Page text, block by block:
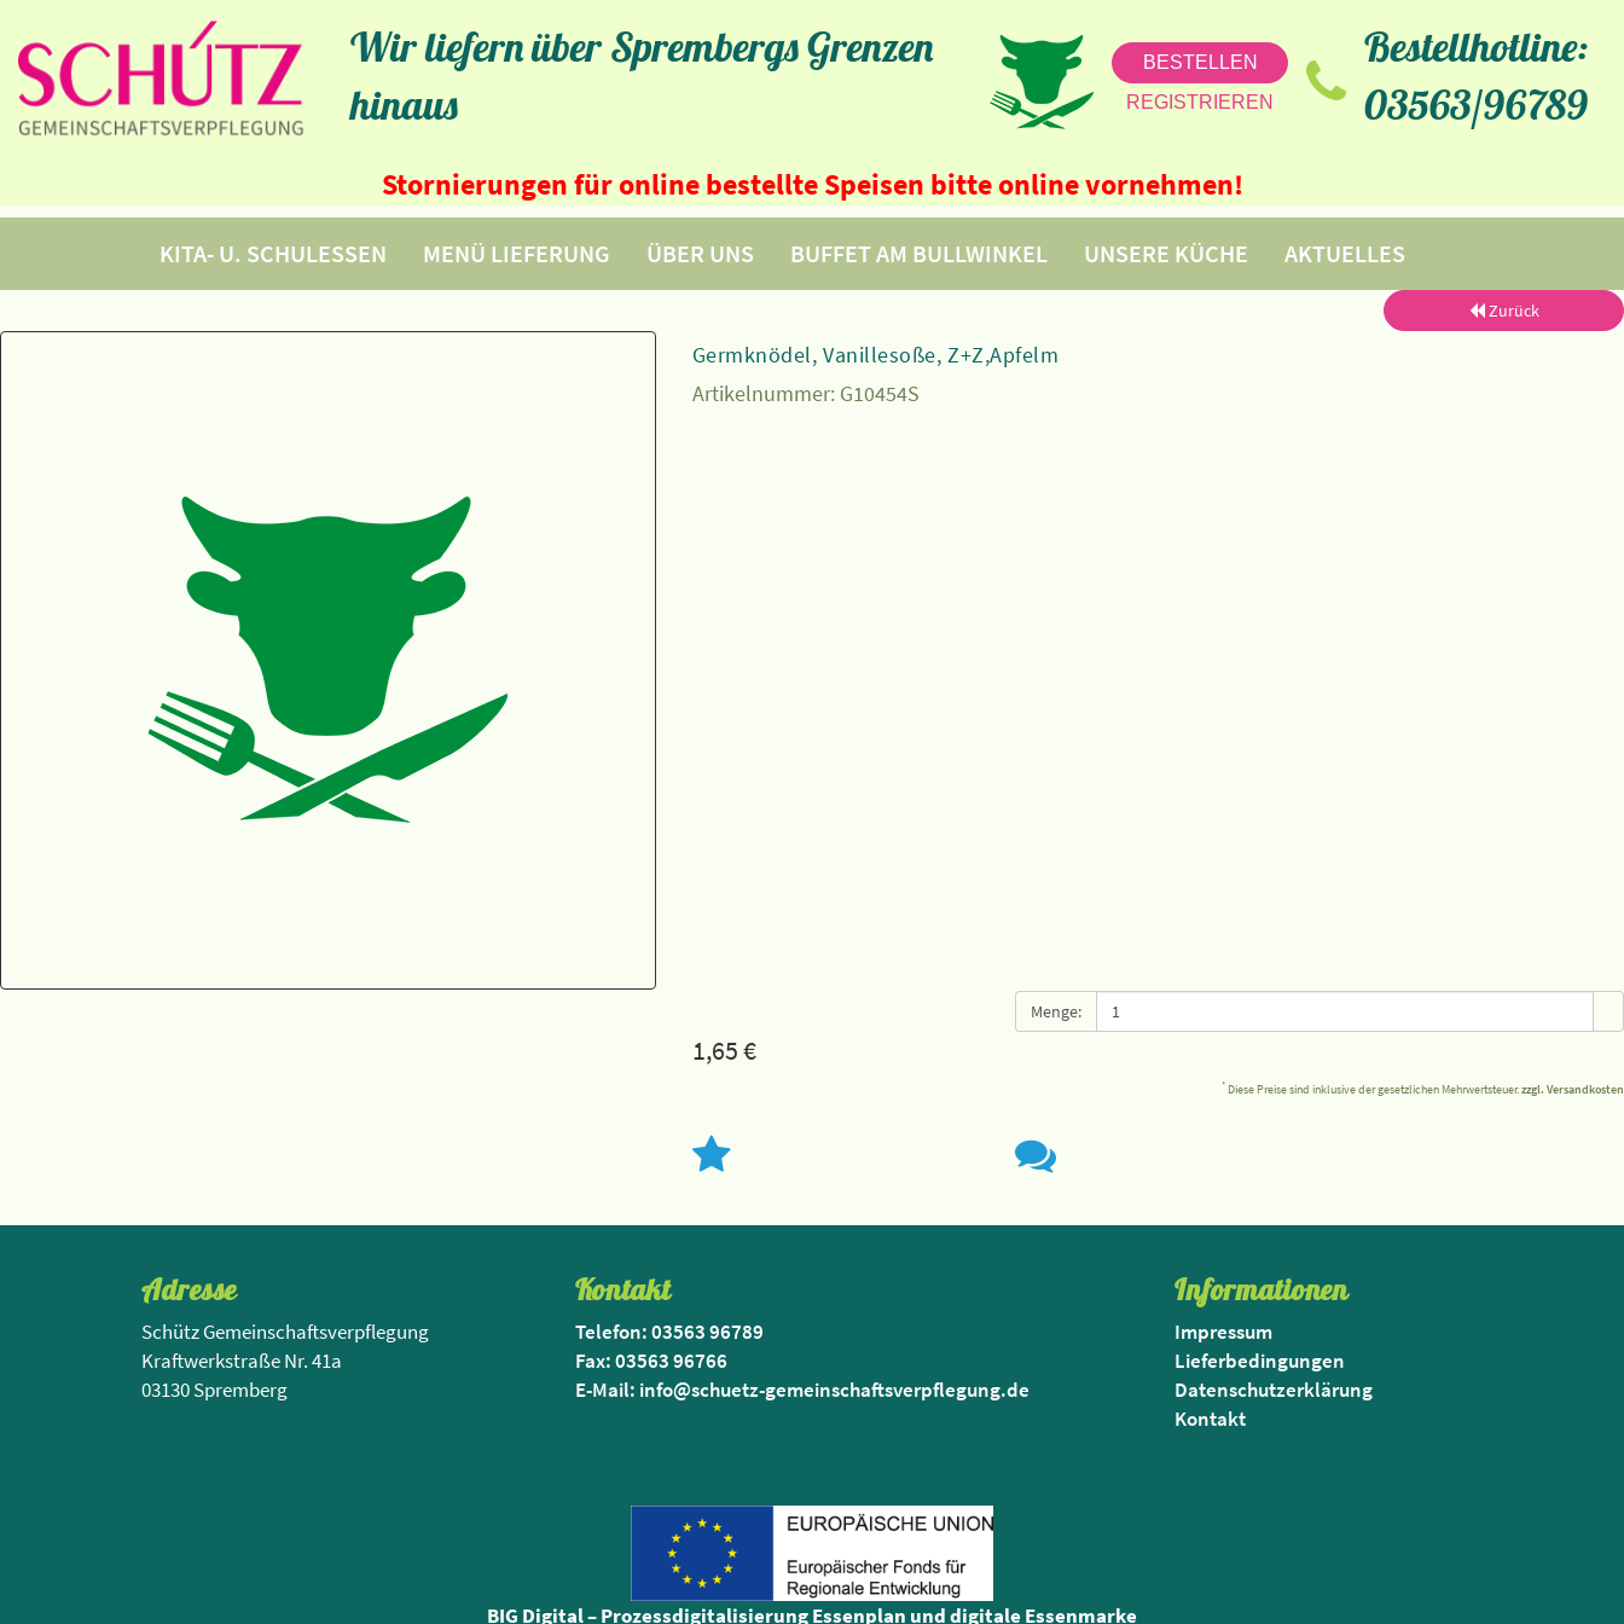
Wir liefern über Sprembergs Grenzen
hinaus
BESTELLEN
REGISTRIEREN
Bestellhotline:
03563/96789
Stornierungen für online bestellte Speisen bitte online vornehmen!
KITA- U. SCHULESSEN MENÜ LIEFERUNG ÜBER UNS BUFFET AM BULLWINKEL UNSERE KÜCHE AKTUELLES
Zurück
Germknödel, Vanillesoße, Z+Z,Apfelm
Artikelnummer: G10454S
Menge:
1,65€
* Diese Preise sind inklusive der gesetzlichen Mehrwertsteuer.zzgl. Versandkosten
Adresse
Schütz Gemeinschaftsverpflegung
Kraftwerkstraße Nr. 41a
03130 Spremberg
Kontakt
Telefon: 03563 96789
Fax: 03563 96766
E-Mail: info@schuetz-gemeinschaftsverpflegung.de
Informationen
Impressum
Lieferbedingungen
Datenschutzerklärung
Kontakt
BIG Digital – Prozessdigitalisierung Essenplan und digitale Essenmarke